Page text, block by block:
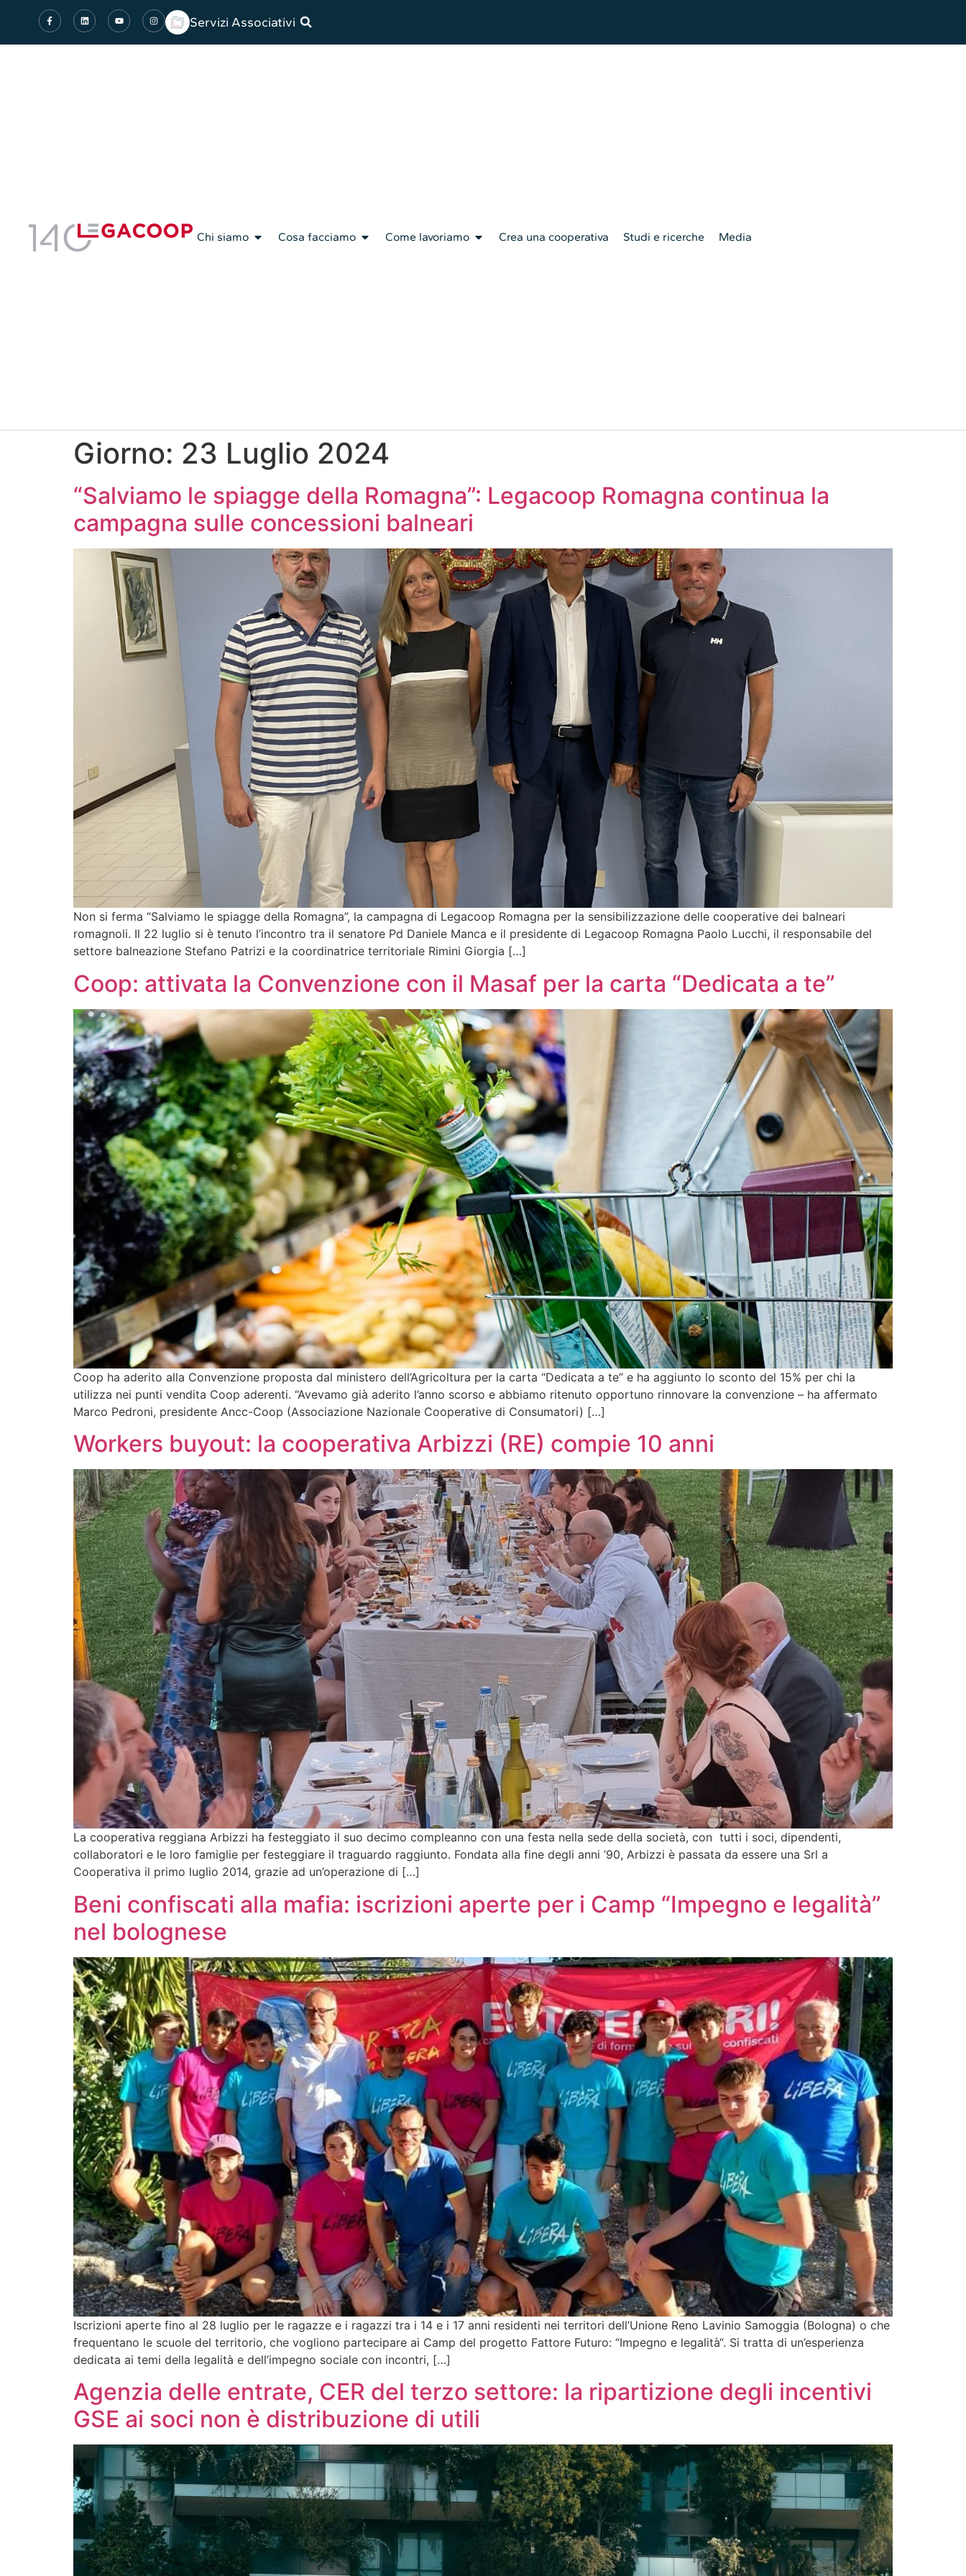
Servizi Associativi
Chi siamo Cosa facciamo Come lavoriamo Crea una cooperativa Studi e ricerche Media
Giorno: 23 Luglio 2024
“Salviamo le spiagge della Romagna”: Legacoop Romagna continua la
campagna sulle concessioni balneari
Non si ferma “Salviamo le spiagge della Romagna”, la campagna di Legacoop Romagna per la sensibilizzazione delle cooperative dei balneari
romagnoli. Il 22 luglio si è tenuto l’incontro tra il senatore Pd Daniele Manca e il presidente di Legacoop Romagna Paolo Lucchi, il responsabile del
settore balneazione Stefano Patrizi e la coordinatrice territoriale Rimini Giorgia […]
Coop: attivata la Convenzione con il Masaf per la carta “Dedicata a te”
Coop ha aderito alla Convenzione proposta dal ministero dell’Agricoltura per la carta “Dedicata a te” e ha aggiunto lo sconto del 15% per chi la
utilizza nei punti vendita Coop aderenti. “Avevamo già aderito l’anno scorso e abbiamo ritenuto opportuno rinnovare la convenzione – ha affermato
Marco Pedroni, presidente Ancc-Coop (Associazione Nazionale Cooperative di Consumatori) […]
Workers buyout: la cooperativa Arbizzi (RE) compie 10 anni
La cooperativa reggiana Arbizzi ha festeggiato il suo decimo compleanno con una festa nella sede della società, con tutti i soci, dipendenti,
collaboratori e le loro famiglie per festeggiare il traguardo raggiunto. Fondata alla fine degli anni ’90, Arbizzi è passata da essere una Srl a
Cooperativa il primo luglio 2014, grazie ad un’operazione di […]
Beni confiscati alla mafia: iscrizioni aperte per i Camp “Impegno e legalità”
nel bolognese
Iscrizioni aperte fino al 28 luglio per le ragazze e i ragazzi tra i 14 e i 17 anni residenti nei territori dell’Unione Reno Lavinio Samoggia (Bologna) o che
frequentano le scuole del territorio, che vogliono partecipare ai Camp del progetto Fattore Futuro: “Impegno e legalità“. Si tratta di un’esperienza
dedicata ai temi della legalità e dell’impegno sociale con incontri, […]
Agenzia delle entrate, CER del terzo settore: la ripartizione degli incentivi
GSE ai soci non è distribuzione di utili